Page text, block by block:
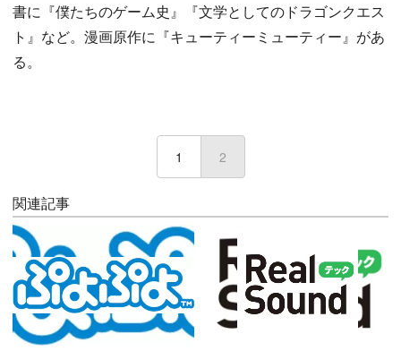
書に『僕たちのゲーム史』『文学としてのドラゴンクエス
ト』など。漫画原作に『キューティーミューティー』があ
る。
1 2
関連記事